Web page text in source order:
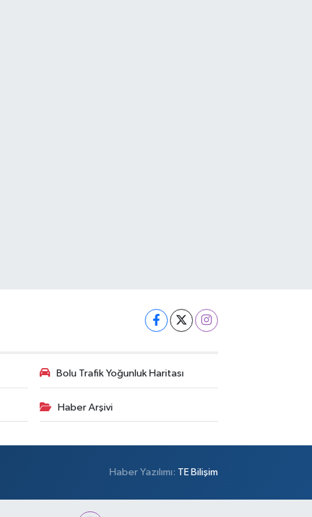
Bolu Trafik Yoğunluk Haritası
Haber Arşivi
Haber Yazılımı: TE Bilişim